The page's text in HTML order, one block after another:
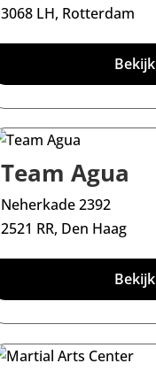
3068 LH, Rotterdam
Bekijk
Team Agua
Neherkade 2392
2521 RR, Den Haag
Bekijk